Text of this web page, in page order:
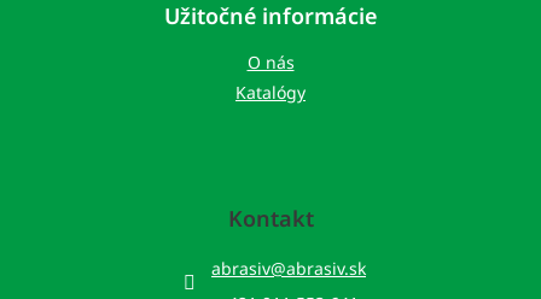
Užitočné informácie
O nás
Katalógy
Kontakt
abrasiv@abrasiv.sk